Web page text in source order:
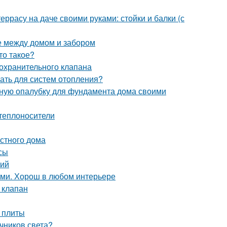
на даче своими руками: стойки и балки (с
между домом и забором
такое?
клапана
для систем отопления?
опалубку для фундамента дома своими
дома
Хорош в любом интерьере